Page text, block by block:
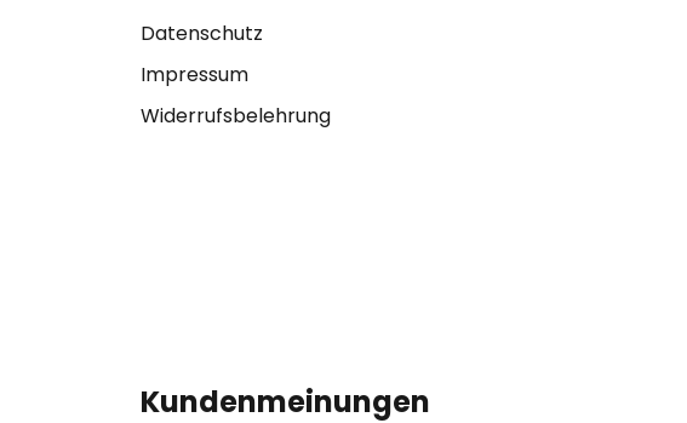
Datenschutz
Impressum
Widerrufsbelehrung
Kundenmeinungen